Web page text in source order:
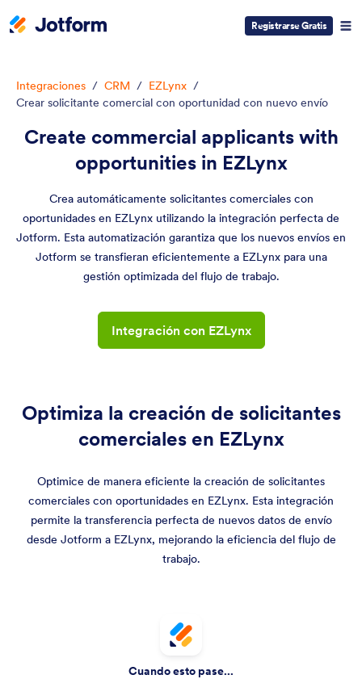
Registrarse Gratis
Integraciones / CRM / EZLynx /
Crear solicitante comercial con oportunidad con nuevo envío
Create commercial applicants with
opportunities in EZLynx
Crea automáticamente solicitantes comerciales con
oportunidades en EZLynx utilizando la integración perfecta de
Jotform. Esta automatización garantiza que los nuevos envíos en
Jotform se transfieran eficientemente a EZLynx para una
gestión optimizada del flujo de trabajo.
Integración con EZLynx
Optimiza la creación de solicitantes
comerciales en EZLynx
Optimice de manera eficiente la creación de solicitantes
comerciales con oportunidades en EZLynx. Esta integración
permite la transferencia perfecta de nuevos datos de envío
desde Jotform a EZLynx, mejorando la eficiencia del flujo de
trabajo.
Cuando esto pase...